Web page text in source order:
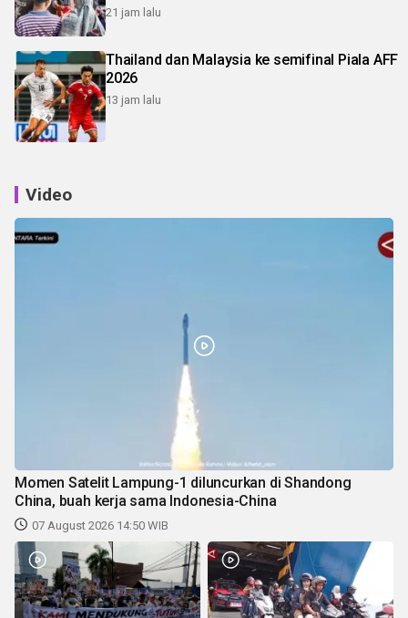
21 jam lalu
Thailand dan Malaysia ke semifinal Piala AFF
2026
13 jam lalu
Video
Momen Satelit Lampung-1 diluncurkan di Shandong
China, buah kerja sama Indonesia-China
07 August 2026 14:50 WIB